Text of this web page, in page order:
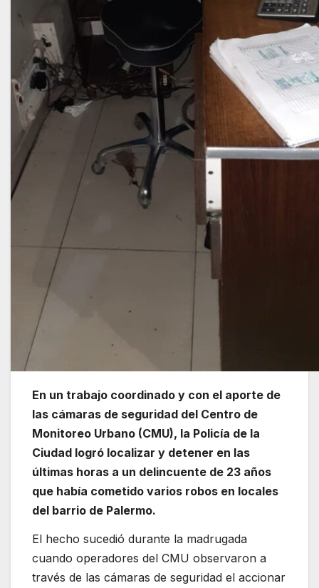
En un trabajo coordinado y con el aporte de
las cámaras de seguridad del Centro de
Monitoreo Urbano (CMU), la Policía de la
Ciudad logró localizar y detener en las
últimas horas a un delincuente de 23 años
que había cometido varios robos en locales
del barrio de Palermo.
El hecho sucedió durante la madrugada
cuando operadores del CMU observaron a
través de las cámaras de seguridad el accionar